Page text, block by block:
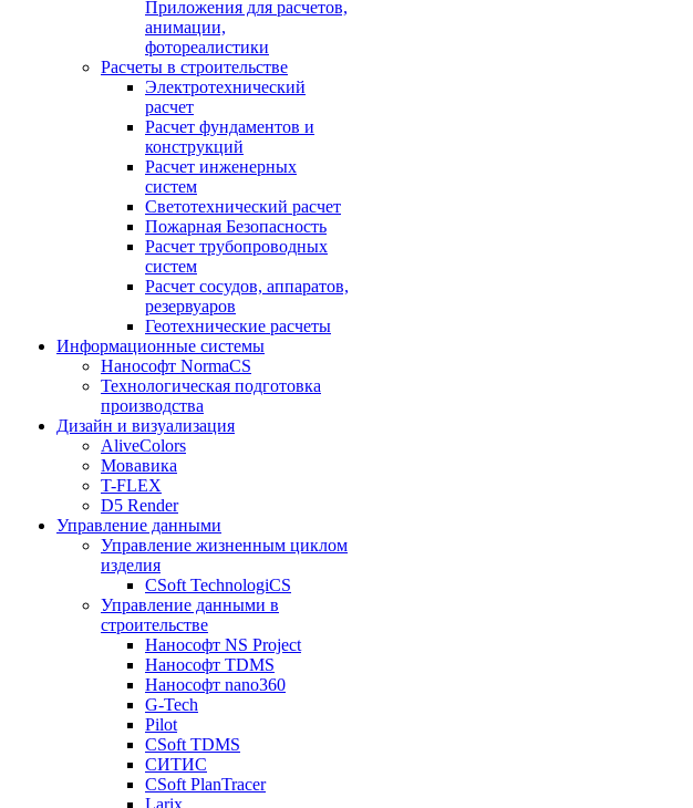
Приложения для расчетов,
анимации,
фотореалистики
Расчеты в строительстве
Электротехнический
расчет
Расчет фундаментов и
конструкций
Расчет инженерных
систем
Светотехнический расчет
Пожарная Безопасность
Расчет трубопроводных
систем
Расчет сосудов, аппаратов,
резервуаров
Геотехнические расчеты
Информационные системы
Нанософт NormaCS
Технологическая подготовка
производства
Дизайн и визуализация
AliveColors
Мовавика
T-FLEX
D5 Render
Управление данными
Управление жизненным циклом
изделия
CSoft TechnologiCS
Управление данными в
строительстве
Нанософт NS Project
Нанософт TDMS
Нанософт nano360
G-Tech
Pilot
CSoft TDMS
СИТИС
CSoft PlanTracer
Larix